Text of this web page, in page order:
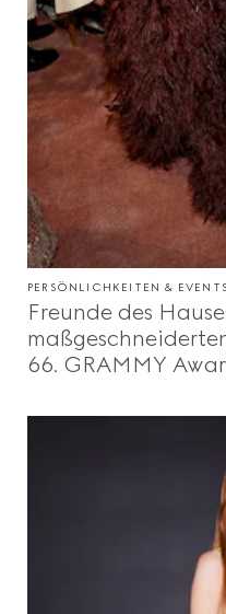
PERSÖNLICHKEITEN & EVENTS
Freunde des
66. GRAMMY